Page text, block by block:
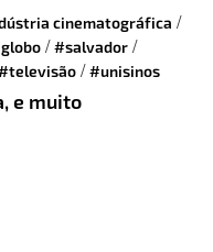
cinematográfica /
/#salvador /
/#unisinos
e muito